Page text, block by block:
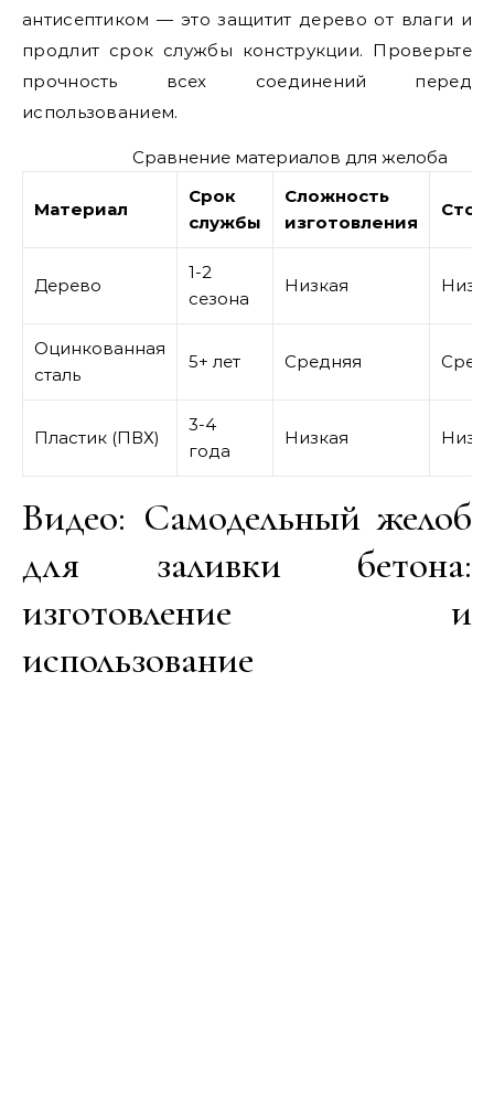
антисептиком — это защитит дерево от влаги и
продлит срок службы конструкции. Проверьте
прочность всех соединений перед
использованием.
Сравнение материалов для желоба
Материал
Срок
службы
Сложность
изготовления
Дерево
1-2
сезона
Низкая
Оцинкованная
сталь
5+ лет Средняя
Пластик (ПВХ)
3-4
года
Низкая
Видео: Самодельный желоб
для заливки бетона:
изготовление и
использование